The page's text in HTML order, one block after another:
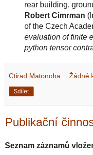
rear building,
Robert Cimrman
of the Czech
evaluation of finite
python tensor
Ctirad Matonoha Žádné
Sdílet
Publikační
Seznam záznamů